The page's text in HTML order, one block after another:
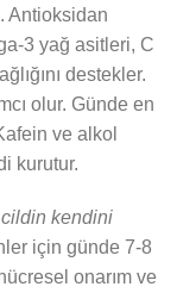
Antioksidan
3 yağ asitleri, C
destekler.
olur. Günde en
ve alkol
kurutur.
kendini
için günde 7-8
onarım ve